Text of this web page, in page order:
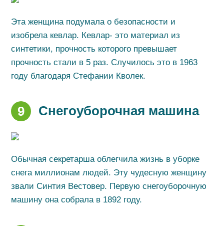
Эта женщина подумала о безопасности и
изобрела кевлар. Кевлар- это материал из
синтетики, прочность которого превышает
прочность стали в 5 раз. Случилось это в 1963
году благодаря Стефании Кволек.
9 Снегоуборочная машина
Обычная секретарша облегчила жизнь в уборке
снега миллионам людей. Эту чудесную женщину
звали Синтия Вестовер. Первую снегоуборочную
машину она собрала в 1892 году.